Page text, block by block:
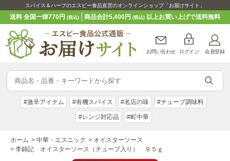
スパイス＆ハーブのエスビー食品直営のオンラインショップ「お届けサイト」
送料 全国一律770円(税込) 商品合計5,400円 (税込)以上お買い上げで送料無料
お問い合わせ ログイン 会員登録
#激辛アイテム #有機スパイス #名店の味 #チューブ調味料
#レンジ対応品 #町中華
ホーム > 中華・エスニック > オイスターソース
> 李錦記 オイスターソース（チューブ入り） ９５ｇ